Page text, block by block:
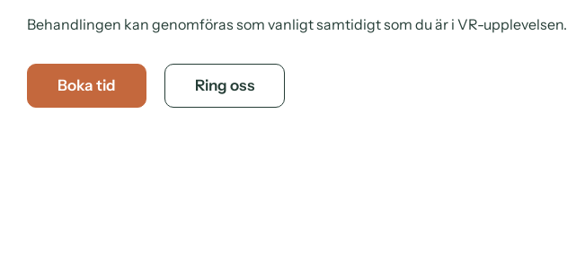
Behandlingen kan genomföras som vanligt samtidigt som du är i VR-upplevelsen.
Boka tid Ring oss